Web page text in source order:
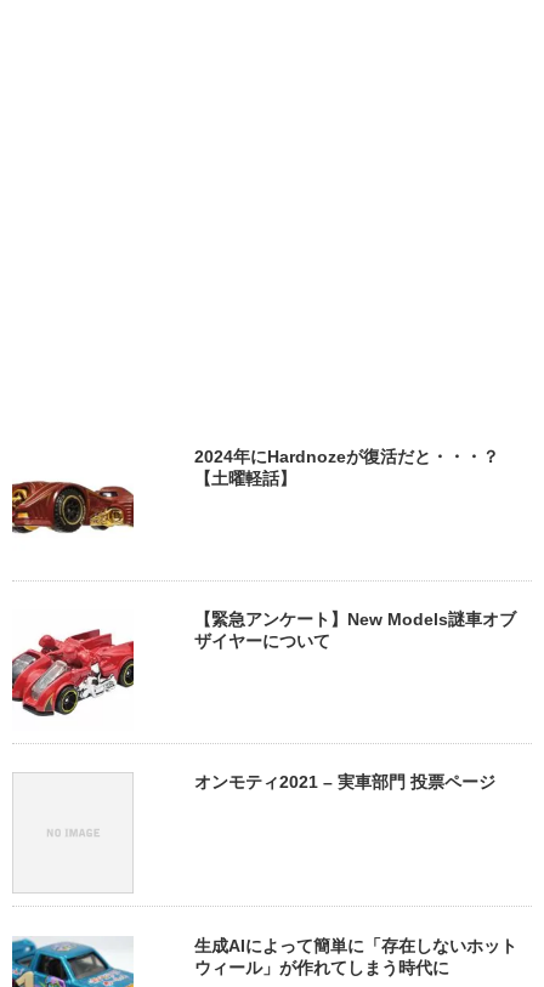
2024年にHardnozeが復活だと・・・？
【土曜軽話】
【緊急アンケート】New Models謎車オブ
ザイヤーについて
オンモティ2021 – 実車部門 投票ページ
生成AIによって簡単に「存在しないホット
ウィール」が作れてしまう時代に